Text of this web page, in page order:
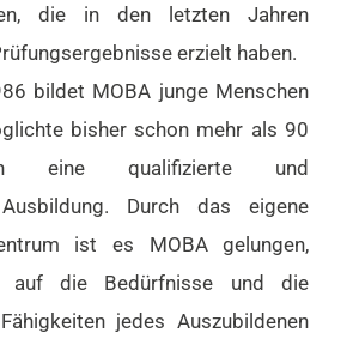
die in den letzten Jahren
erzielt haben.
bildet MOBA junge Menschen
bisher schon mehr als 90
eine qualifizierte und
Durch das eigene
ist es MOBA gelungen,
auf die Bedürfnisse und die
jedes Auszubildenen